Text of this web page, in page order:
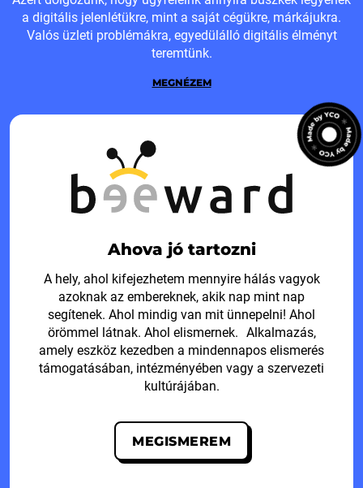
a digitális jelenlétükre, mint a saját cégükre, márkájukra.
Valós üzleti problémákra, egyedülálló digitális élményt
teremtünk.
MEGNÉZEM
Ahova jó tartozni
A hely, ahol kifejezhetem mennyire hálás vagyok
azoknak az embereknek, akik nap mint nap
segítenek. Ahol mindig van mit ünnepelni! Ahol
örömmel látnak. Ahol elismernek. Alkalmazás,
amely eszköz kezedben a mindennapos elismerés
támogatásában, intézményében vagy a szervezeti
kultúrájában.
MEGISMEREM